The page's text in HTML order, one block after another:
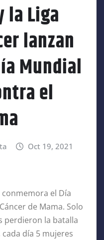
la Liga
lanzan
Mundial
el
Oct 19, 2021
conmemora el Día
de Mama. Solo
perdieron la batalla
día 5 mujeres